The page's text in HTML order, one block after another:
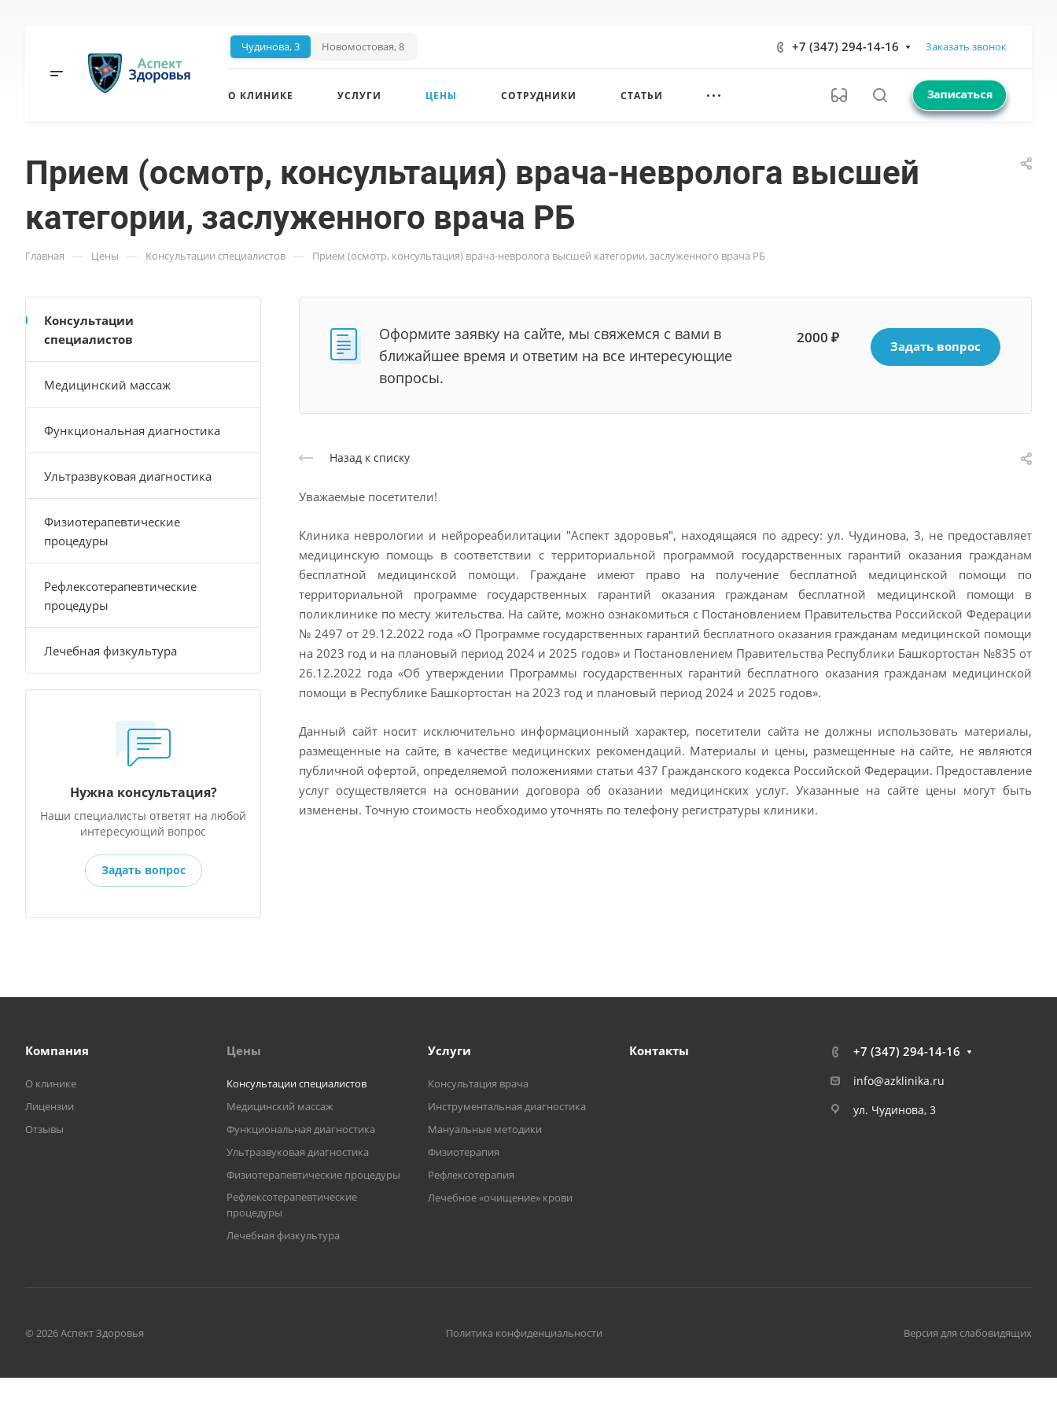
Чудинова, 3 Новомостовая, 8 +7 (347) 294-14-16 Заказать звонок
О КЛИНИКЕ УСЛУГИ ЦЕНЫ СОТРУДНИКИ СТАТЬИ Записаться
Прием (осмотр, консультация) врача-невролога высшей
категории, заслуженного врача РБ
Главная — Цены — Консультации специалистов — Прием (осмотр, консультация) врача-невролога высшей категории, заслуженного врача РБ
Оформите заявку на сайте, мы свяжемся с вами в
ближайшее время и ответим на все интересующие
вопросы.
2000 ₽ Задать вопрос
Назад к списку
Уважаемые посетители!
Клиника неврологии и нейрореабилитации "Аспект здоровья", находящаяся по адресу: ул. Чудинова, 3, не предоставляет
медицинскую помощь в соответствии с территориальной программой государственных гарантий оказания гражданам
бесплатной медицинской помощи. Граждане имеют право на получение бесплатной медицинской помощи по
территориальной программе государственных гарантий оказания гражданам бесплатной медицинской помощи в
поликлинике по месту жительства. На сайте, можно ознакомиться с Постановлением Правительства Российской Федерации
№ 2497 от 29.12.2022 года «О Программе государственных гарантий бесплатного оказания гражданам медицинской помощи
на 2023 год и на плановый период 2024 и 2025 годов» и Постановлением Правительства Республики Башкортостан №835 от
26.12.2022 года «Об утверждении Программы государственных гарантий бесплатного оказания гражданам медицинской
помощи в Республике Башкортостан на 2023 год и плановый период 2024 и 2025 годов».
Данный сайт носит исключительно информационный характер, посетители сайта не должны использовать материалы,
размещенные на сайте, в качестве медицинских рекомендаций. Материалы и цены, размещенные на сайте, не являются
публичной офертой, определяемой положениями статьи 437 Гражданского кодекса Российской Федерации. Предоставление
услуг осуществляется на основании договора об оказании медицинских услуг. Указанные на сайте цены могут быть
изменены. Точную стоимость необходимо уточнять по телефону регистратуры клиники.
Консультации
специалистов
Медицинский массаж
Функциональная диагностика
Ультразвуковая диагностика
Физиотерапевтические
процедуры
Рефлексотерапевтические
процедуры
Лечебная физкультура
Нужна консультация?
Наши специалисты ответят на любой
интересующий вопрос
Задать вопрос
Компания
О клинике
Лицензии
Отзывы
Цены
Консультации специалистов
Медицинский массаж
Функциональная диагностика
Ультразвуковая диагностика
Физиотерапевтические процедуры
Рефлексотерапевтические
процедуры
Лечебная физкультура
Услуги
Консультация врача
Инструментальная диагностика
Мануальные методики
Физиотерапия
Рефлексотерапия
Лечебное «очищение» крови
Контакты +7 (347) 294-14-16
info@azklinika.ru
ул. Чудинова, 3
© 2026 Аспект Здоровья Политика конфиденциальности Версия для слабовидящих